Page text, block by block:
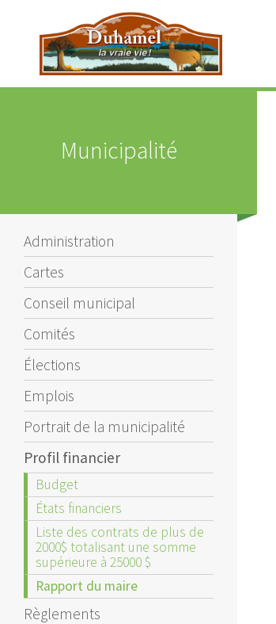
Municipalité
Administration
Cartes
Conseil municipal
Comités
Élections
Emplois
Portrait de la municipalité
Profil financier
Budget
États financiers
Liste des contrats de plus de
2000$ totalisant une somme
supérieure à 25000 $
Rapport du maire
Règlements